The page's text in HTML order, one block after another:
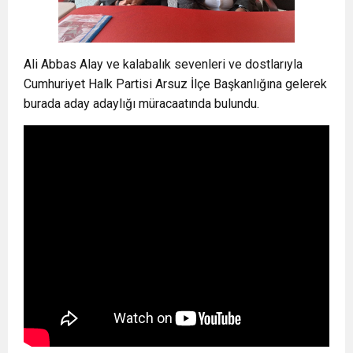
Ali Abbas Alay ve kalabalık sevenleri ve dostlarıyla
Cumhuriyet Halk Partisi Arsuz İlçe Başkanlığına gelerek
burada aday adaylığı müracaatında bulundu.